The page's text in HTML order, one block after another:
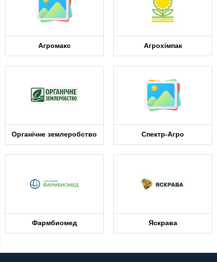
Агромакс Агрохімпак
Органічне землеробство Спектр-Агро
Фармбиомед Яскрава